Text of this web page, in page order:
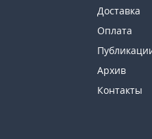
Доставка
Оплата
Архив
Контакты